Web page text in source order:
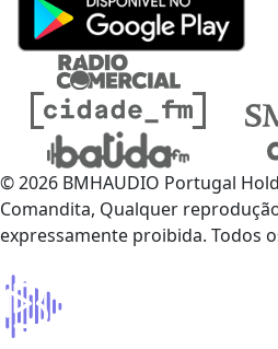
© 2026 BMHAUDIO Portugal
Comandita, Qualquer
expressamente proibida. Todos